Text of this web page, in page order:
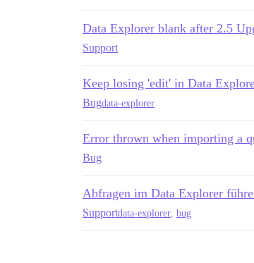
Data Explorer blank after 2.5
Support
Keep losing 'edit' in Data
Bugdata-explorer
Error thrown when importing a
Bug
Abfragen im Data Explorer
Supportdata-explorer bug